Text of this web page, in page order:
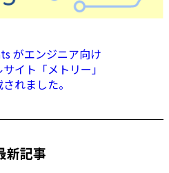
がエンジニア向け
イト「メトリー」
れました。
新記事